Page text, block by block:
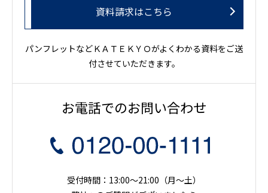
資料請求はこちら
パンフレットなどＫＡＴＥＫＹＯがよくわかる資料をご送
付させていただきます。
お電話でのお問い合わせ
受付時間：13:00～21:00（月〜土）